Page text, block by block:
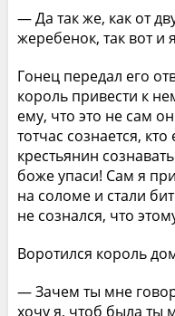
— Да так же, как от
жеребенок, так вот
Гонец передал его
король привести к
ему, что это не сам
тотчас сознается,
крестьянин
боже упаси! Сам я
на соломе и стали
не сознался, что
Воротился король
— Зачем ты мне
хочу я, чтоб была